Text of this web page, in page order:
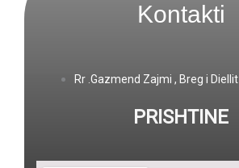
Kontakti
Rr .Gazmend Zajmi , Breg i Diellit
PRISHTINE